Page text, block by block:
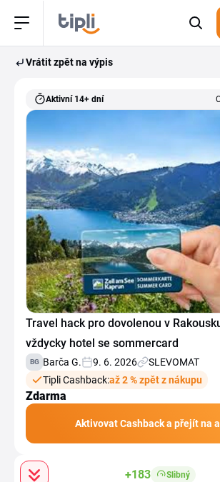
Vrátit zpět na výpis
Aktivní 14+ dní
Travel hack pro dovolenou v
vždycky hotel se sommercard
BG Barča G. 9. 6. 2026
SLEVOMAT
Tipli Cashback:až 2 % zpět z nákupu
Zdarma
Aktivovat Cashback a přejít na
+183 Slibný